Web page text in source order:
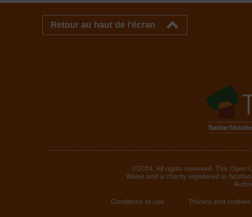
Retour au haut de l'écran
©2024. All rights reserved. The Open
Wales and a charity registered in
Conditions of use Privacy and cookies